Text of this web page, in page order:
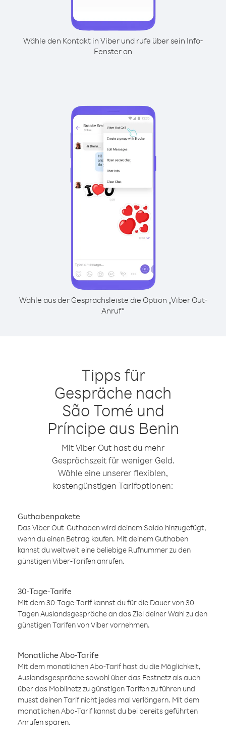
Wähle den Kontakt in Viber und rufe über sein Info-
Fenster an
Wähle aus der Gesprächsleiste die Option „Viber Out-
Anruf“
Tipps für
Gespräche nach
São Tomé und
Príncipe aus Benin
Mit Viber Out hast du mehr
Gesprächszeit für weniger Geld.
Wähle eine unserer flexiblen,
kostengünstigen Tarifoptionen:
Guthabenpakete
Das Viber Out-Guthaben wird deinem Saldo hinzugefügt,
wenn du einen Betrag kaufen. Mit deinem Guthaben
kannst du weltweit eine beliebige Rufnummer zu den
günstigen Viber-Tarifen anrufen.
30-Tage-Tarife
Mit dem 30-Tage-Tarif kannst du für die Dauer von 30
Tagen Auslandsgespräche an das Ziel deiner Wahl zu den
günstigen Tarifen von Viber vornehmen.
Monatliche Abo-Tarife
Mit dem monatlichen Abo-Tarif hast du die Möglichkeit,
Auslandsgespräche sowohl über das Festnetz als auch
über das Mobilnetz zu günstigen Tarifen zu führen und
musst deinen Tarif nicht jedes mal verlängern. Mit dem
monatlichen Abo-Tarif kannst du bei bereits geführten
Anrufen sparen.